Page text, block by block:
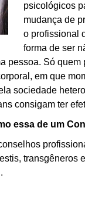
psicológicos
mudança de
o profissional
forma de ser
pessoa. Só
em que
sociedade
consigam ter
essa de um